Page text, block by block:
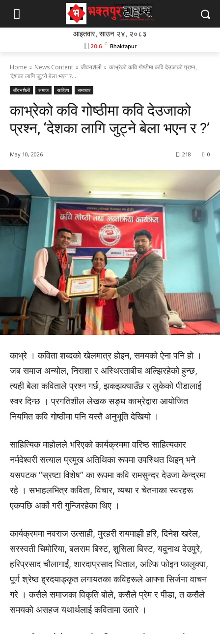
आइतवार, साउन २४, २०८३
20.6 C Bhaktapur
Home News Content जीवनशैली
काभ्रेको कवि गोष्ठीमा कवि देउजाको प्रश्न,
‘देशका लागि जुट्ने बेला भएन र...
जीवनशैली समाज साहित्य समाचार
काभ्रेको कवि गोष्ठीमा कवि देउजाको
प्रश्न, ‘देशका लागि जुट्ने बेला भएन र ?’
May 10, 2026 0
218
काभ्रे । कविता शब्दको खेलमात्र होइन, समयको ऐना पनि हो ।
जब समाज अन्योल, निराशा र अस्थिरताबीच अल्झिरहेको हुन्छ,
त्यही बेला कविताले प्रश्न गर्छ, झकझक्याउँछ र लुकेको पीडालाई
स्वर दिन्छ । प्रगतिशील लेखक सङ्घ काभ्रेद्वारा आयोजित
नियमित कवि गोष्ठीमा पनि यस्तै अनुभूति देखियो ।
साहित्यिक माहोलले भरिएको कार्यक्रममा वरिष्ठ साहित्यकार
नर्मदेश्वरी सत्याल प्रमुख अतिथिका रूपमा उपस्थित थिइन् भने
यसपटक “स्रष्टा विशेष” का रूपमा कवि रामसुन्दर देउजा केन्द्रमा
रहे । सभाहलभित्र कविता, विचार, व्यथा र चेतनाका स्वरहरू
एकपछि अर्को गरी गुन्जिरहेका थिए ।
कार्यक्रममा नवराज उत्साही, मुरहरी रायमाझी हरि, दिनेश खरेल,
सरस्वती चिमोरिया, बलराम बिस्ट, शुसिला बिस्ट, यदुनाथ देउपुरे,
हरिप्रसाद चौलागाईं, शारदाप्रसाद धिताल, अल्फि फोइन फालुक्पा,
पूर्ण श्रेष्ठ ह्रदयाङ्कृत लगायतका कविहरूले आफ्ना सिर्जना वाचन
गरे । कसैले समाजका विकृति बोले, कसैले प्रेम र पीडा, त कसैले
समयको असहज यथार्थलाई कवितामा उतारे ।